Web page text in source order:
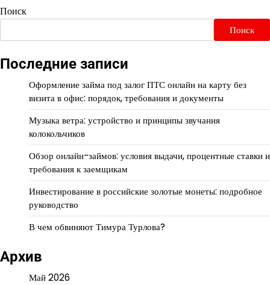
Поиск
Поиск
Последние записи
Оформление займа под залог ПТС онлайн на карту без
визита в офис: порядок, требования и документы
Музыка ветра: устройство и принципы звучания
колокольчиков
Обзор онлайн-займов: условия выдачи, процентные ставки и
требования к заемщикам
Инвестирование в российские золотые монеты: подробное
руководство
В чем обвиняют Тимура Турлова?
Архив
Май 2026